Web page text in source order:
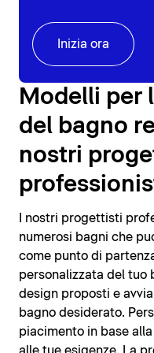
Inizia ora
Modelli per
del bagno
nostri
I nostri progettisti
numerosi bagni che
come punto di
personalizzata del tuo
design proposti e
bagno desiderato.
piacimento in base